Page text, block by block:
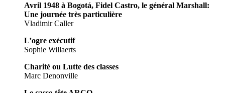
Avril 1948 à Bogotá, Fidel Castro, le général Marshall:
Une journée très particulière
Vladimir Caller
L’ogre exécutif
Sophie Willaerts
Charité ou Lutte des classes
Marc Denonville